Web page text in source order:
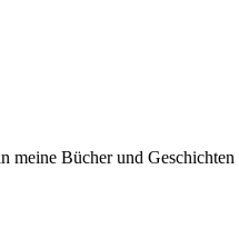
Bücher und Geschichten